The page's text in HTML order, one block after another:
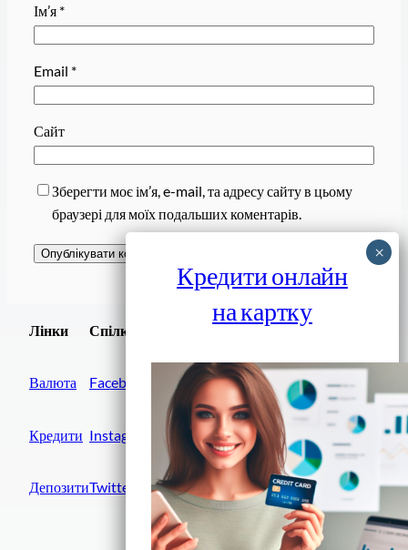
Ім’я *
Email *
Сайт
Зберегти моє ім’я, e-mail, та адресу сайту в цьому
браузері для моїх подальших коментарів.
Лінки
Валюта
Кредити
Депозити
Спілки
Facebook
Instagram
Twitter
Завантажити
Фінанси IN UA
Кредити онлайн
на картку